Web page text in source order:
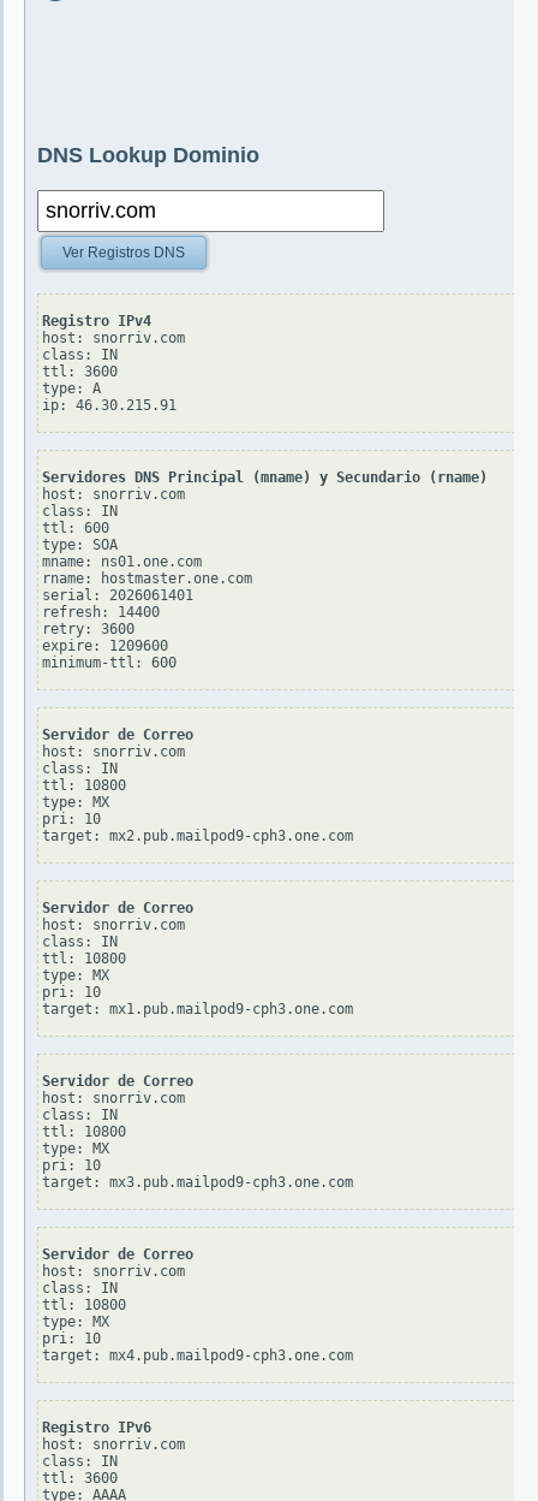
DNS Lookup Dominio
Ver Registros DNS
Registro IPv4
host: snorriv.com
class: IN
ttl: 3600
type: A
Servidores DNS Principal (mname) y Secundario (rname)
host: snorriv.com
class: IN
ttl: 600
type: SOA
mname: ns01.one.com
rname: hostmaster.one.com
serial: 2026061401
refresh: 14400
retry: 3600
expire: 1209600
Servidor de Correo
host: snorriv.com
class: IN
ttl: 10800
type: MX
pri: 10
Servidor de Correo
host: snorriv.com
class: IN
ttl: 10800
type: MX
pri: 10
Servidor de Correo
host: snorriv.com
class: IN
ttl: 10800
type: MX
pri: 10
Servidor de Correo
host: snorriv.com
class: IN
ttl: 10800
type: MX
pri: 10
Registro IPv6
host: snorriv.com
class: IN
ttl: 3600
type: AAAA